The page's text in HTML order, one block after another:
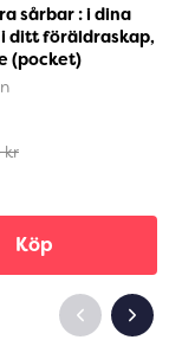
sårbar : i dina
ditt föräldraskap,
(pocket)
kr
Köp